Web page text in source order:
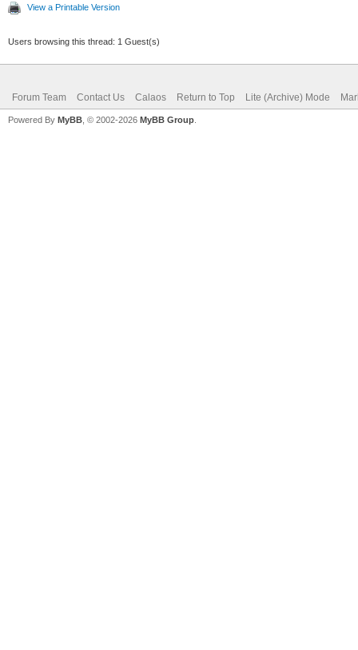
View a Printable Version
Users browsing this thread: 1 Guest(s)
Forum Team Contact Us Calaos Return to Top Lite (Archive) Mode
Powered By MyBB , © 2002-2026 MyBB Group